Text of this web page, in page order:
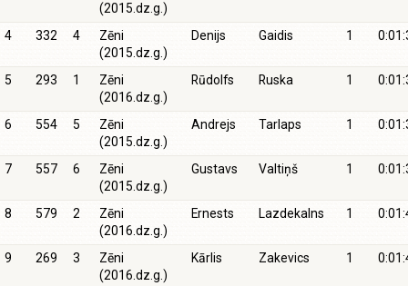
(2015.dz.g.)
4 332 4
Zēni
(2015.dz.g.)
Denijs Gaidis 1
5 293 1
Zēni
(2016.dz.g.)
Rūdolfs Ruska 1
6 554 5
Zēni
(2015.dz.g.)
Andrejs Tarlaps 1
7 557 6
Zēni
(2015.dz.g.)
Gustavs Valtiņš 1
8 579 2
Zēni
(2016.dz.g.)
Ernests Lazdekalns 1
9 269 3
Zēni
(2016.dz.g.)
Kārlis Zakevics 1